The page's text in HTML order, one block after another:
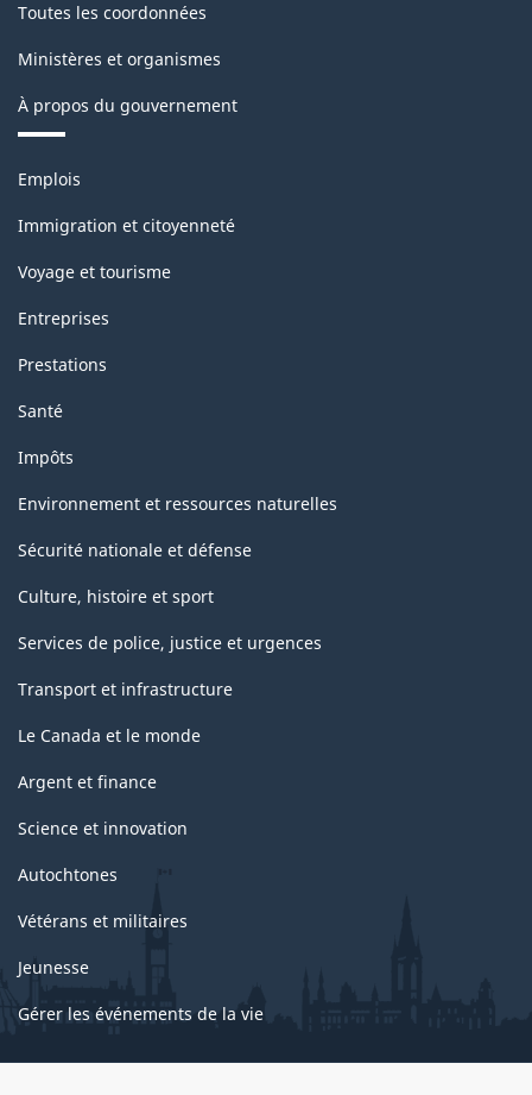
accès
aux
soins
connexes
Toutes les coordonnées
Ministères et organismes
À propos du gouvernement
Thèmes
sujets
Emplois
Immigration et citoyenneté
Voyage et tourisme
Entreprises
Prestations
Santé
Impôts
Environnement et ressources naturelles
Sécurité nationale et défense
Culture, histoire et sport
Services de police, justice et urgences
Transport et infrastructure
Le Canada et le monde
Argent et finance
Science et innovation
Autochtones
Vétérans et militaires
Jeunesse
Gérer les événements de la vie